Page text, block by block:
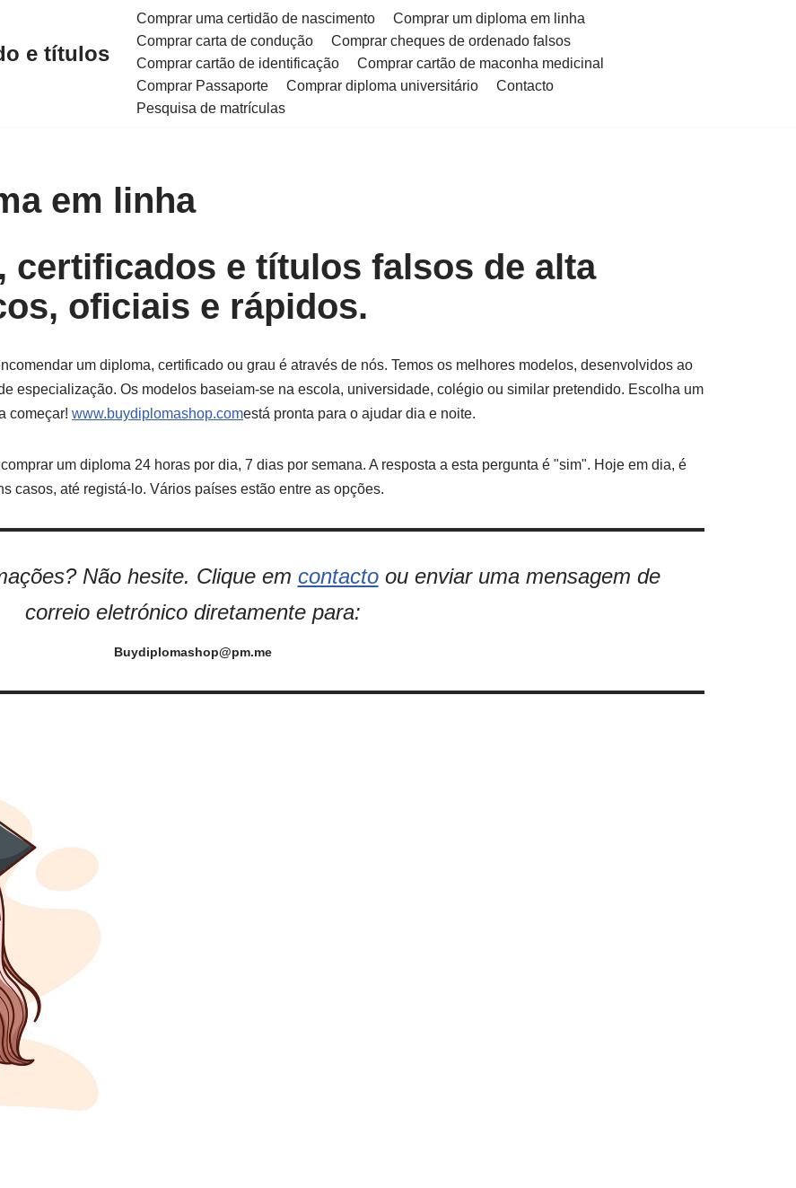
e títulos
Comprar uma certidão de nascimento
Comprar um diploma em linha
Comprar carta de condução
Comprar cheques de ordenado falsos
Comprar cartão de identificação
Comprar cartão de maconha medicinal
Comprar Passaporte
Comprar diploma universitário
Contacto
Pesquisa de matrículas
em linha
certificados e títulos falsos de alta
oficiais e rápidos.
um diploma, certificado ou grau é através de nós. Temos os melhores modelos, desenvolvidos ao
especialização. Os modelos baseiam-se na escola, universidade, colégio ou similar pretendido. Escolha um
começar! www.buydiplomashop.comestá pronta para o ajudar dia e noite.
um diploma 24 horas por dia, 7 dias por semana. A resposta a esta pergunta é "sim". Hoje em dia, é
casos, até registá-lo. Vários países estão entre as opções.
Não hesite. Clique em contactoou enviar uma mensagem de
correio eletrónico diretamente para:
Buydiplomashop@pm.me